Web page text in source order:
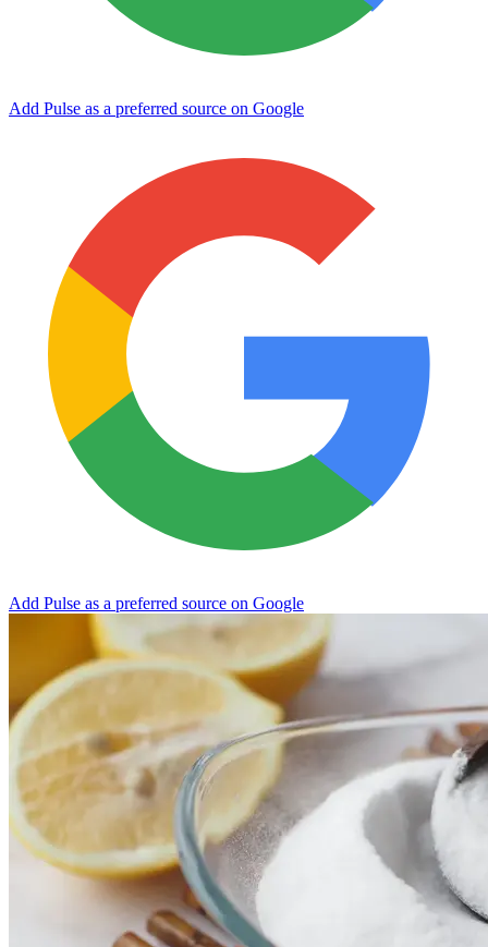
Add Pulse as a preferred source on Google
Add Pulse as a preferred source on Google